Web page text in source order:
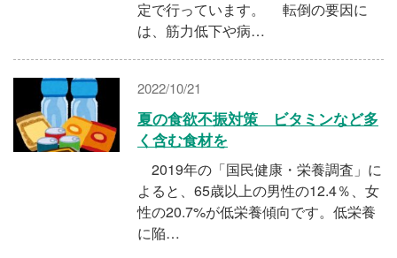
定で行っています。 転倒の要因に
は、筋力低下や病…
2022/10/21
夏の食欲不振対策 ビタミンなど多
く含む食材を
2019年の「国民健康・栄養調査」に
よると、65歳以上の男性の12.4％、女
性の20.7%が低栄養傾向です。低栄養
に陥…